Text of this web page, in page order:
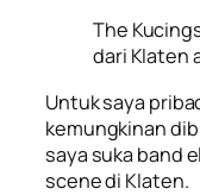
The
dari Klaten
Untuk saya
kemungkinan
saya suka band
scenedi Klaten.